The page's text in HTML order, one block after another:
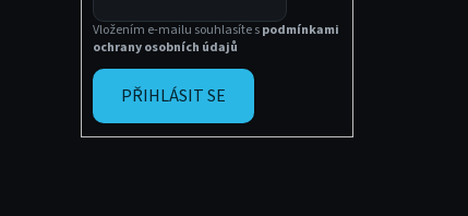
Vložením e-mailu souhlasíte spodmínkami
ochrany osobních údajů
PŘIHLÁSIT SE